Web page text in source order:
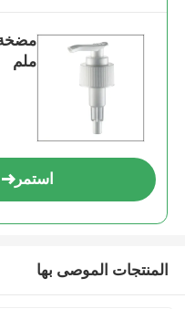
ملم
استمر
المنتجات الموصى بها